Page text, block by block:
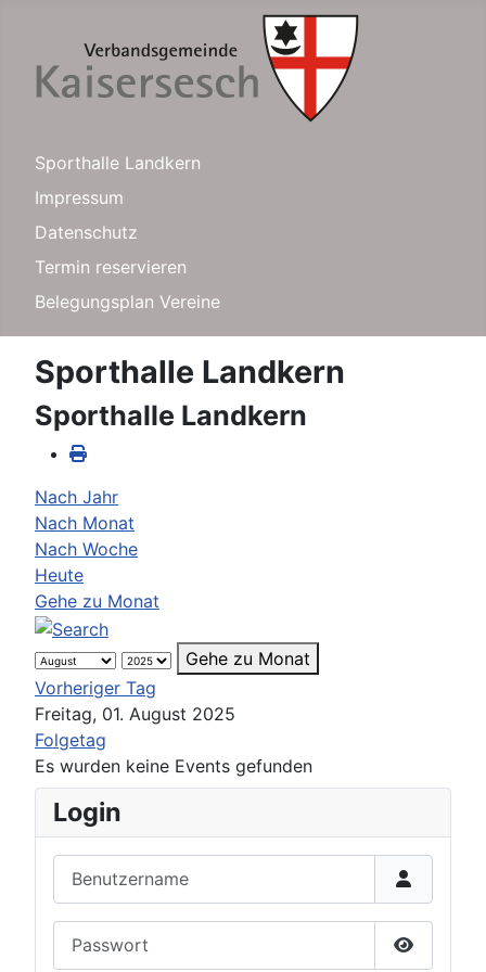
Sporthalle Landkern
Impressum
Datenschutz
Termin reservieren
Belegungsplan Vereine
Sporthalle Landkern
Sporthalle Landkern
Nach Jahr
Nach Monat
Nach Woche
Heute
Gehe zu Monat
Gehe zu Monat
Vorheriger Tag
Freitag, 01. August 2025
Folgetag
Es wurden keine Events gefunden
Login